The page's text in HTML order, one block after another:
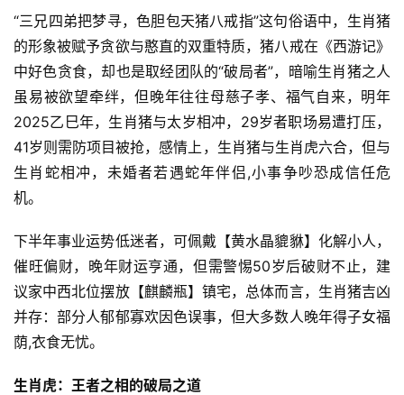
“三兄四弟把梦寻，色胆包天猪八戒指”这句俗语中，生肖猪
的形象被赋予贪欲与憨直的双重特质，猪八戒在《西游记》
中好色贪食，却也是取经团队的“破局者”，暗喻生肖猪之人
虽易被欲望牵绊，但晚年往往母慈子孝、福气自来，明年
2025乙巳年，生肖猪与太岁相冲，29岁者职场易遭打压，
41岁则需防项目被抢，感情上，生肖猪与生肖虎六合，但与
生肖蛇相冲，未婚者若遇蛇年伴侣,小事争吵恐成信任危
机。
下半年事业运势低迷者，可佩戴【黄水晶貔貅】化解小人，
催旺偏财，晚年财运亨通，但需警惕50岁后破财不止，建
议家中西北位摆放【麒麟瓶】镇宅，总体而言，生肖猪吉凶
并存：部分人郁郁寡欢因色误事，但大多数人晚年得子女福
荫,衣食无忧。
生肖虎：王者之相的破局之道